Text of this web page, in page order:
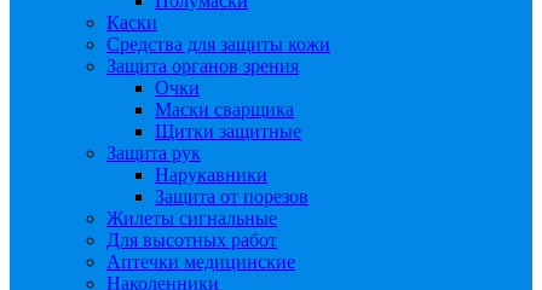
Каски
Средства для защиты кожи
Защита органов зрения
Очки
Маски сварщика
Щитки защитные
Защита рук
Нарукавники
Защита от порезов
Жилеты сигнальные
Для высотных работ
Аптечки медицинские
Наколенники